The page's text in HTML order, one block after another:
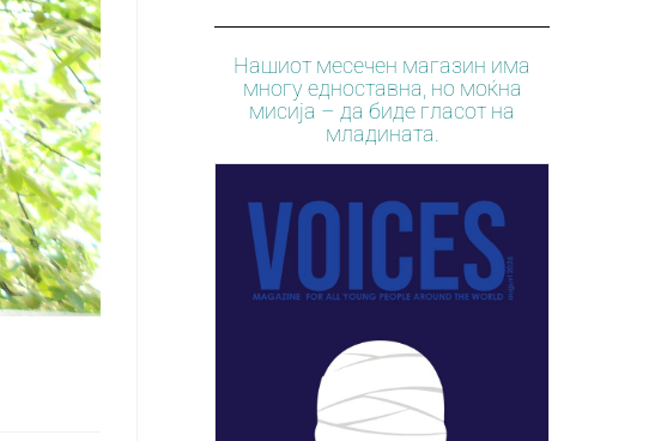
Нашиот месечен магазин има
многу едноставна, но моќна
мисија – да биде гласот на
младината.